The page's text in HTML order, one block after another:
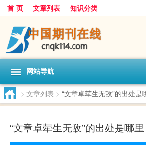
首 页 文章列表 知识分类
网站导航
> 文章列表 > “文章卓荦生无敌”的出处是
“文章卓荦生无敌”的出处是哪里